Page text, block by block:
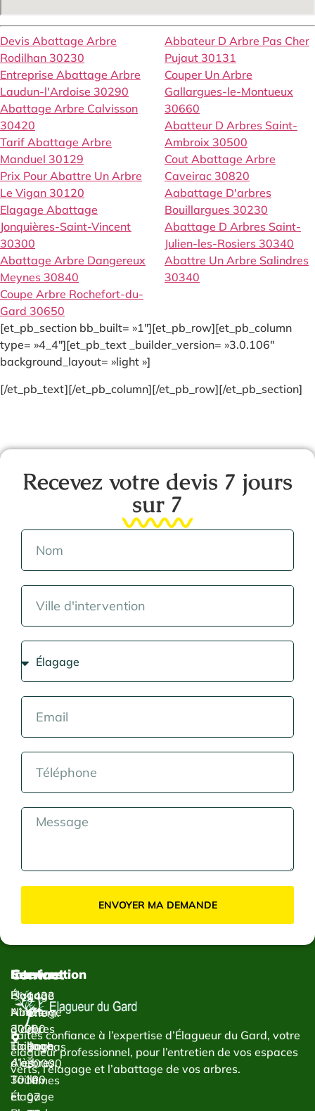
Devis Abattage Arbre
Rodilhan 30230
Entreprise Abattage Arbre
Laudun-l'Ardoise 30290
Abattage Arbre Calvisson
30420
Tarif Abattage Arbre
Manduel 30129
Prix Pour Abattre Un Arbre
Le Vigan 30120
Elagage Abattage
Jonquières-Saint-Vincent
30300
Abattage Arbre Dangereux
Meynes 30840
Coupe Arbre Rochefort-du-
Gard 30650
Abbateur D Arbre Pas Cher
Pujaut 30131
Couper Un Arbre
Gallargues-le-Montueux
30660
Abatteur D Arbres Saint-
Ambroix 30500
Cout Abattage Arbre
Caveirac 30820
Aabattage D'arbres
Bouillargues 30230
Abattage D Arbres Saint-
Julien-les-Rosiers 30340
Abattre Un Arbre Salindres
30340
[et_pb_section bb_built= »1″][et_pb_row][et_pb_column
type= »4_4″][et_pb_text _builder_version= »3.0.106″
background_layout= »light »]
[/et_pb_text][/et_pb_column][/et_pb_row][/et_pb_section]
Recevez votre devis 7 jours
sur 7
ENVOYER MA DEMANDE
Faites confiance à l’expertise d’Élagueur du Gard, votre
élagueur professionnel, pour l’entretien de vos espaces
verts, l’élagage et l’abattage de vos arbres.
Services
Élagage
Abattage
d’arbres
Taillage
d’arbres
Taille
et
Intervention
Élagage
Nîmes
30000
Élagage
Alès
30100
Élagage
Contact
1433
Chem.
du
Bachas
30000
Nîmes
07